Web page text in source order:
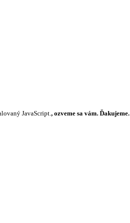
JavaScript., ozveme sa vám. Ďakujeme.